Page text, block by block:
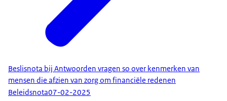
Beslisnota bij Antwoorden vragen so over kenmerken van
mensen die afzien van zorg om financiële redenen
Beleidsnota07-02-2025